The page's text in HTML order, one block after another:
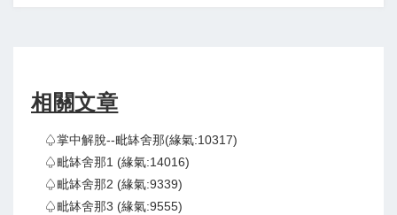
相關文章
♤掌中解脫--毗缽舍那(緣氣:10317)
♤毗缽舍那1 (緣氣:14016)
♤毗缽舍那2 (緣氣:9339)
♤毗缽舍那3 (緣氣:9555)